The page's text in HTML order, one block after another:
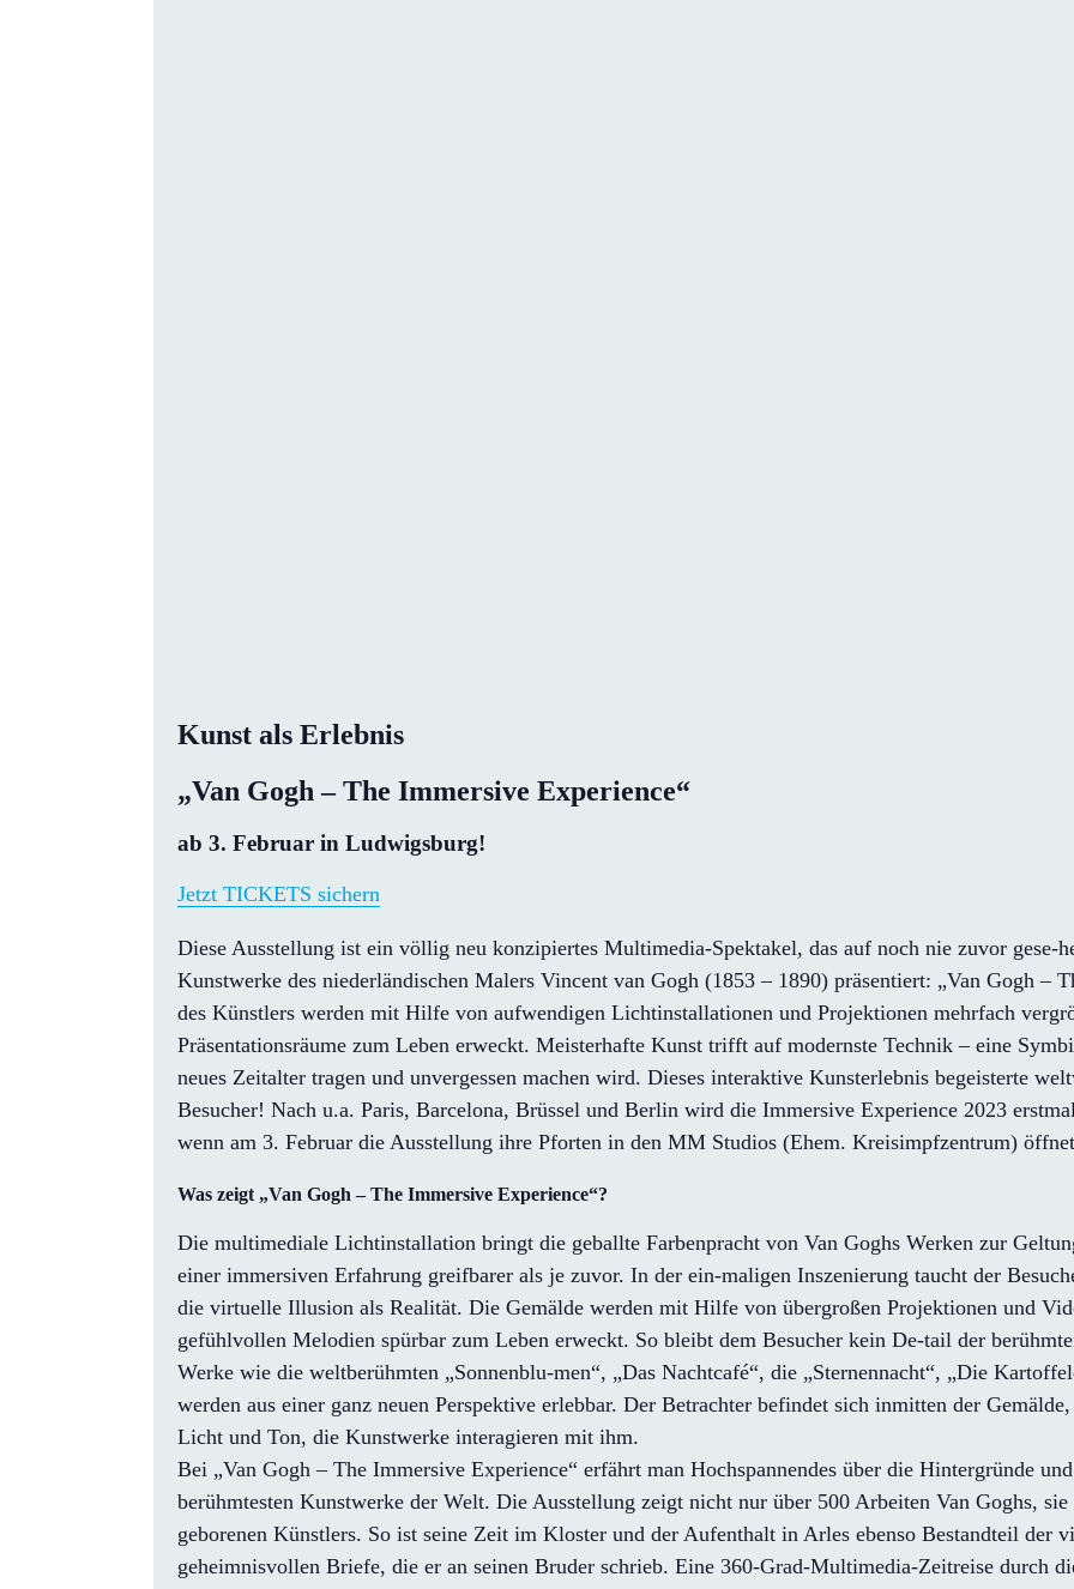
Kunst als Erlebnis
„Van Gogh – The Immersive Experience“
ab 3. Februar in Ludwigsburg!
Jetzt TICKETS sichern
Diese Ausstellung ist ein völlig neu konzipiertes Multimedia-Spektakel, das auf noch nie zuvor gese-
Kunstwerke des niederländischen Malers Vincent van Gogh (1853 – 1890) präsentiert: „Van Gogh –
des Künstlers werden mit Hilfe von aufwendigen Lichtinstallationen und Projektionen mehrfach
Präsentationsräume zum Leben erweckt. Meisterhafte Kunst trifft auf modernste Technik – eine
neues Zeitalter tragen und unvergessen machen wird. Dieses interaktive Kunsterlebnis begeisterte
Besucher! Nach u.a. Paris, Barcelona, Brüssel und Berlin wird die Immersive Experience 2023
wenn am 3. Februar die Ausstellung ihre Pforten in den MM Studios (Ehem. Kreisimpfzentrum)
Was zeigt „Van Gogh – The Immersive Experience“?
Die multimediale Lichtinstallation bringt die geballte Farbenpracht von Van Goghs Werken zur
einer immersiven Erfahrung greifbarer als je zuvor. In der ein-maligen Inszenierung taucht der
die virtuelle Illusion als Realität. Die Gemälde werden mit Hilfe von übergroßen Projektionen und
gefühlvollen Melodien spürbar zum Leben erweckt. So bleibt dem Besucher kein De-tail der
Werke wie die weltberühmten „Sonnenblu-men“, „Das Nachtcafé“, die „Sternennacht“, „Die
werden aus einer ganz neuen Perspektive erlebbar. Der Betrachter befindet sich inmitten der
Licht und Ton, die Kunstwerke interagieren mit ihm.
Bei „Van Gogh – The Immersive Experience“ erfährt man Hochspannendes über die Hintergründe
berühmtesten Kunstwerke der Welt. Die Ausstellung zeigt nicht nur über 500 Arbeiten Van Goghs,
geborenen Künstlers. So ist seine Zeit im Kloster und der Aufenthalt in Arles ebenso Bestandteil der
geheimnisvollen Briefe, die er an seinen Bruder schrieb. Eine 360-Grad-Multimedia-Zeitreise durch